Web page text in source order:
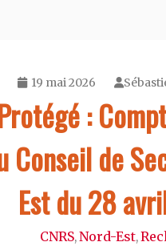
19 mai 2026
:
Conseil de
Est du 28
CNRS,Nord-Est,